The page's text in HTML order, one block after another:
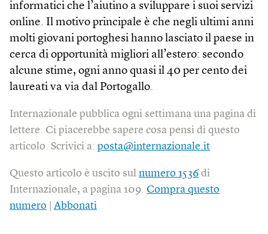
informatici che l’aiutino a sviluppare i suoi servizi
online. Il motivo principale è che negli ultimi anni
molti giovani portoghesi hanno lasciato il paese in
cerca di opportunità migliori all’estero: secondo
alcune stime, ogni anno quasi il 40 per cento dei
laureati va via dal Portogallo.
Internazionale pubblica ogni settimana una pagina di
lettere. Ci piacerebbe sapere cosa pensi di questo
articolo. Scrivici a: posta@internazionale.it
Questo articolo è uscito sul numero 1536 di
Internazionale, a pagina 109. Compra questo
numero
Abbonati